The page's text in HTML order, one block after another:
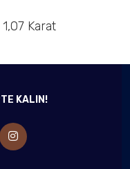
Karat
KALIN!